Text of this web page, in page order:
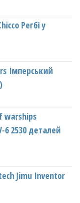
Регбі у
Імперський
warships
6 2530 деталей
Jimu Inventor